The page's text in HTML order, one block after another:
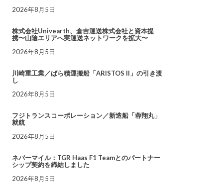
2026年8月5日
株式会社Univearth、倉吉運送株式会社と資本提
携〜山陰エリアへ実運送ネットワークを拡大〜
2026年8月5日
川崎重工業／ばら積運搬船「ARISTOS II」の引き渡
し
2026年8月5日
フジトランスコーポレーション／新造船「蓉翔丸」
就航
2026年8月5日
ネバーマイル：TGR Haas F1 Teamとのパートナー
シップ契約を締結しました
2026年8月5日